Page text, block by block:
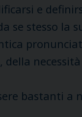
e
se stesso la
della
bastanti a